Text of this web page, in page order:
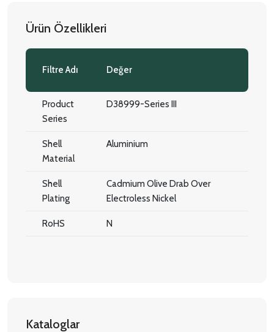
Ürün Özellikleri
Filtre Adı Değer
Product
Series
D38999-Series III
Shell
Material
Aluminium
Shell
Plating
Cadmium Olive Drab Over
Electroless Nickel
RoHS N
Kataloglar